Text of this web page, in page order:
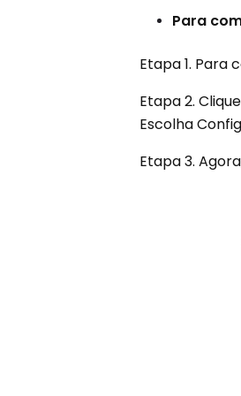
Para
Etapa 1. Para
Etapa 2.
Escolha
Etapa 3.